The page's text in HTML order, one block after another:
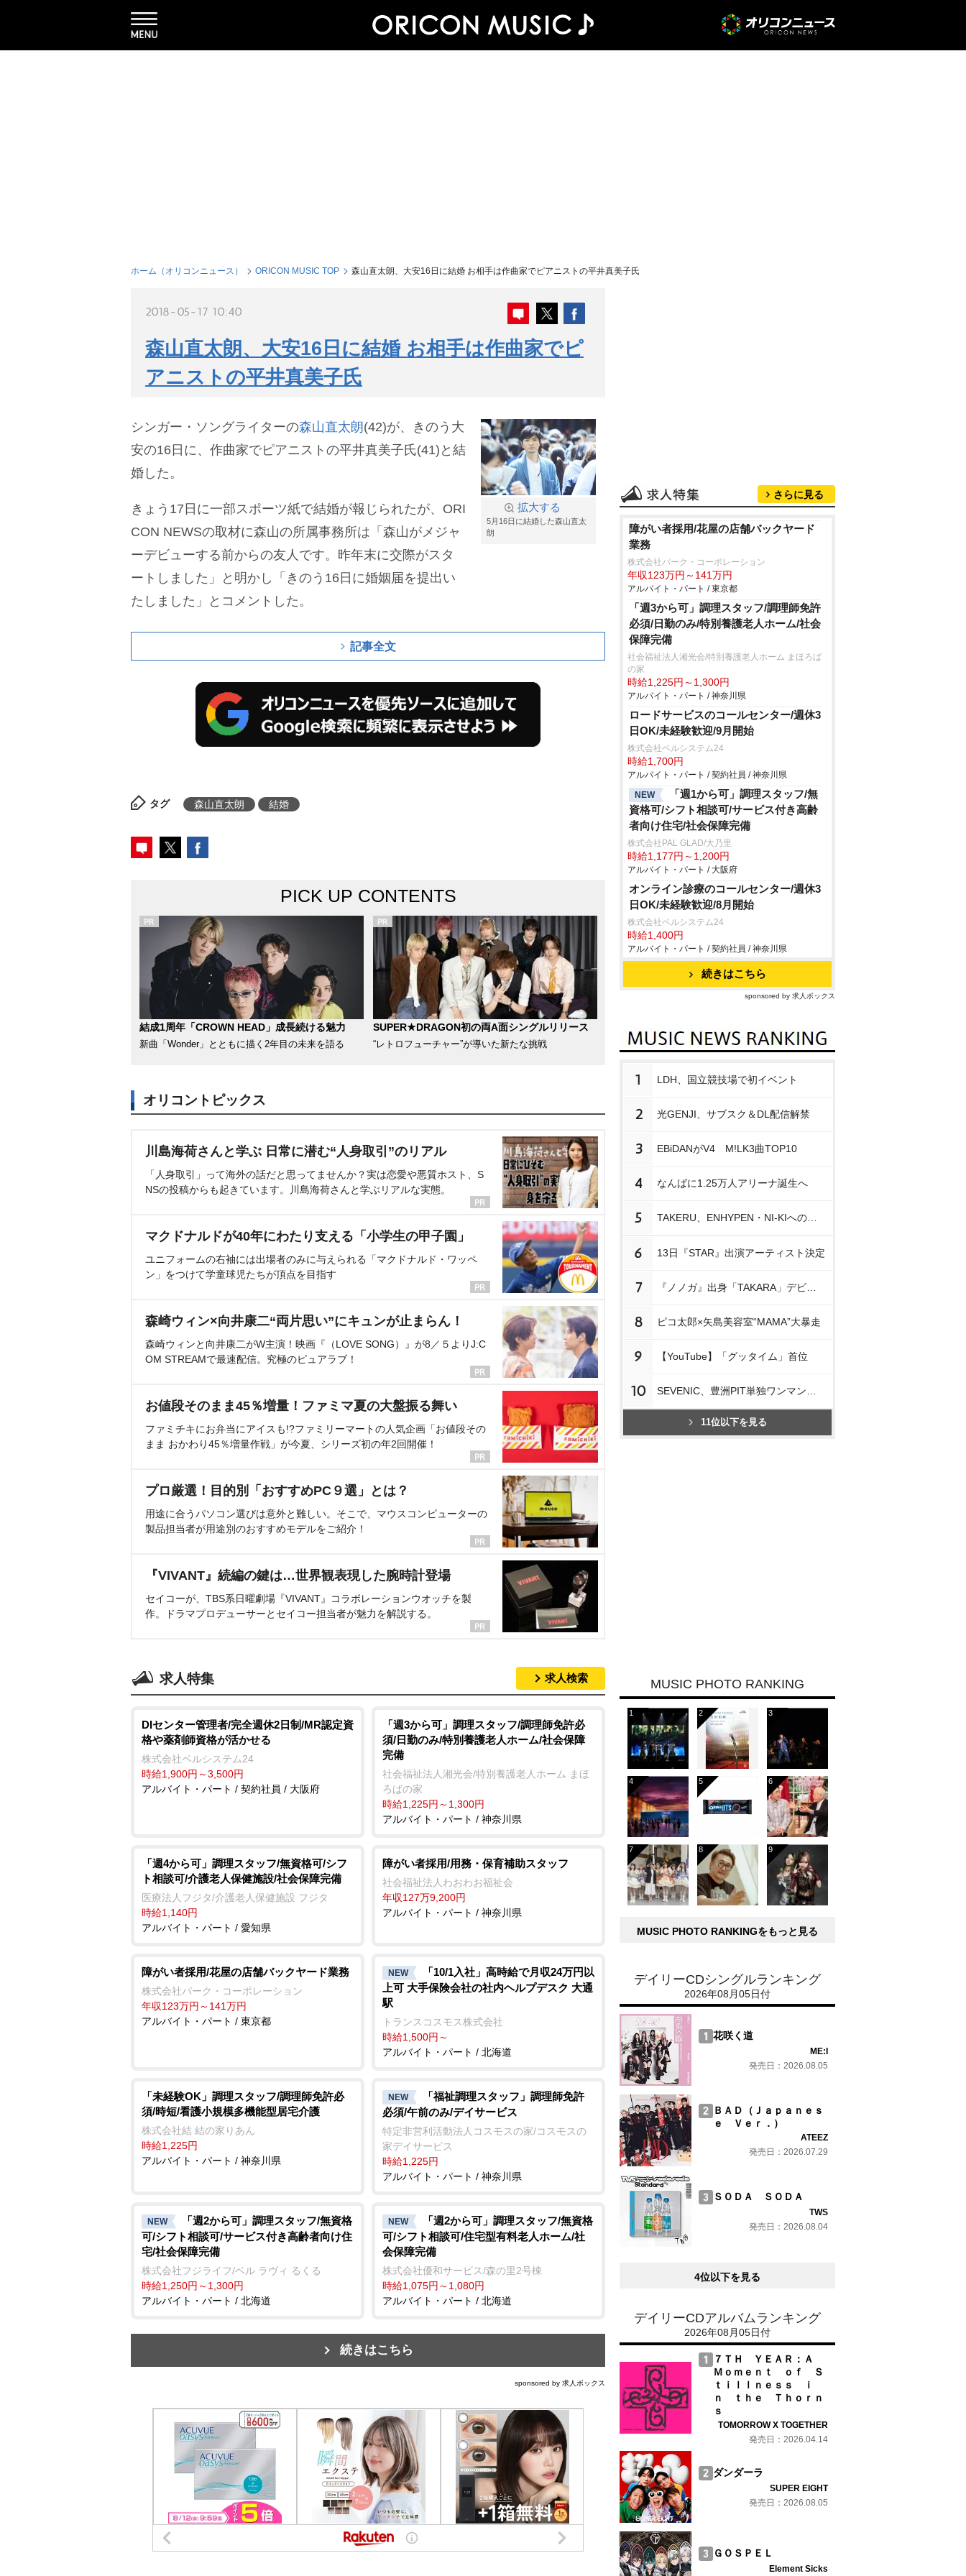
ホーム（オリコンニュース） ORICON MUSIC TOP 森山直太朗、大安16日に結婚 お相手は作曲家でピアニストの平井真美子氏
2018-05-17 10:40
森山直太朗、大安16日に結婚 お相手は作曲家でピ
アニストの平井真美子氏
拡大する
5月16日に結婚した森山直太
朗
シンガー・ソングライターの森山直太朗 (42)が、きのう大
安の16日に、作曲家でピアニストの平井真美子氏(41)と結
婚した。
きょう17日に一部スポーツ紙で結婚が報じられたが、ORI
CON NEWSの取材に森山の所属事務所は「森山がメジャ
ーデビューする前からの友人です。昨年末に交際がスタ
ートしました」と明かし「きのう16日に婚姻届を提出い
たしました」とコメントした。
記事全文
タグ 森山直太朗 結婚
PICK UP CONTENTS
結成1周年「CROWN HEAD」成長続ける魅力
新曲「Wonder」とともに描く2年目の未来を語る
SUPER★DRAGON初の両A面シングルリリース
“レトロフューチャー”が導いた新たな挑戦
オリコントピックス
川島海荷さんと学ぶ 日常に潜む“人身取引”のリアル
「人身取引」って海外の話だと思ってませんか？実は恋愛や悪質ホスト、S
NSの投稿からも起きています。川島海荷さんと学ぶリアルな実態。
マクドナルドが40年にわたり支える「小学生の甲子園」
ユニフォームの右袖には出場者のみに与えられる「マクドナルド・ワッペ
ン」をつけて学童球児たちが頂点を目指す
森崎ウィン×向井康二“両片思い”にキュンが止まらん！
森崎ウィンと向井康二がW主演！映画『（LOVE SONG）』が8／５よりJ:C
OM STREAMで最速配信。究極のピュアラブ！
お値段そのまま45％増量！ファミマ夏の大盤振る舞い
ファミチキにお弁当にアイスも!?ファミリーマートの人気企画「お値段その
まま おかわり45％増量作戦」が今夏、シリーズ初の年2回開催！
プロ厳選！目的別「おすすめPC９選」とは？
用途に合うパソコン選びは意外と難しい。そこで、マウスコンピューターの
製品担当者が用途別のおすすめモデルをご紹介！
『VIVANT』続編の鍵は…世界観表現した腕時計登場
セイコーが、TBS系日曜劇場『VIVANT』コラボレーションウオッチを製
作。ドラマプロデューサーとセイコー担当者が魅力を解説する。
求人特集 求人検索
DIセンター管理者/完全週休2日制/MR認定資
格や薬剤師資格が活かせる
株式会社ベルシステム24
時給1,900円～3,500円
アルバイト・パート / 契約社員 / 大阪府
「週3から可」調理スタッフ/調理師免許必
須/日勤のみ/特別養護老人ホーム/社会保障
完備
社会福祉法人湘光会/特別養護老人ホーム まほ
ろばの家
時給1,225円～1,300円
アルバイト・パート / 神奈川県
「週4から可」調理スタッフ/無資格可/シフ
ト相談可/介護老人保健施設/社会保障完備
医療法人フジタ/介護老人保健施設 フジタ
時給1,140円
アルバイト・パート / 愛知県
障がい者採用/用務・保育補助スタッフ
社会福祉法人わおわお福祉会
年収127万9,200円
アルバイト・パート / 神奈川県
障がい者採用/花屋の店舗バックヤード業務
株式会社パーク・コーポレーション
年収123万円～141万円
アルバイト・パート / 東京都
NEW
「10/1入社」高時給で月収24万円以
上可 大手保険会社の社内ヘルプデスク 大通
駅
トランスコスモス株式会社
時給1,500円～
アルバイト・パート / 北海道
「未経験OK」調理スタッフ/調理師免許必
須/時短/看護小規模多機能型居宅介護
株式会社結 結の家りあん
時給1,225円
アルバイト・パート / 神奈川県
NEW
「福祉調理スタッフ」調理師免許
必須/午前のみ/デイサービス
特定非営利活動法人コスモスの家/コスモスの
家デイサービス
時給1,225円
アルバイト・パート / 神奈川県
NEW
「週2から可」調理スタッフ/無資格
可/シフト相談可/サービス付き高齢者向け住
宅/社会保障完備
株式会社フジライフ/ベル ラヴィ るくる
時給1,250円～1,300円
アルバイト・パート / 北海道
NEW
「週2から可」調理スタッフ/無資格
可/シフト相談可/住宅型有料老人ホーム/社
会保障完備
株式会社優和サービス/森の里2号棟
時給1,075円～1,080円
アルバイト・パート / 北海道
続きはこちら
sponsored by 求人ボックス
さらに見る
障がい者採用/花屋の店舗バックヤード
業務
株式会社パーク・コーポレーション
年収123万円～141万円
アルバイト・パート / 東京都
「週3から可」調理スタッフ/調理師免許
必須/日勤のみ/特別養護老人ホーム/社会
保障完備
社会福祉法人湘光会/特別養護老人ホーム まほろば
の家
時給1,225円～1,300円
アルバイト・パート / 神奈川県
ロードサービスのコールセンター/週休3
日OK/未経験歓迎/9月開始
株式会社ベルシステム24
時給1,700円
アルバイト・パート / 契約社員 / 神奈川県
NEW
「週1から可」調理スタッフ/無
資格可/シフト相談可/サービス付き高齢
者向け住宅/社会保障完備
株式会社PAL GLAD/大乃里
時給1,177円～1,200円
アルバイト・パート / 大阪府
オンライン診療のコールセンター/週休3
日OK/未経験歓迎/8月開始
株式会社ベルシステム24
時給1,400円
アルバイト・パート / 契約社員 / 神奈川県
続きはこちら
sponsored by 求人ボックス
1 LDH、国立競技場で初イベント
2 光GENJI、サブスク＆DL配信解禁
3 EBiDANがV4 M!LK3曲TOP10
4 なんばに1.25万人アリーナ誕生へ
5
6 13日『STAR』出演アーティスト決定
7
8 ピコ太郎×矢島美容室“MAMA”大暴走
9 【YouTube】「グッタイム」首位
10
11位以下を見る
MUSIC PHOTO RANKING
MUSIC PHOTO RANKINGをもっと見る
デイリーCDシングルランキング
2026年08月05日付
花咲く道
ME:I
発売日：2026.08.05
ＢＡＤ（Ｊａｐａｎｅｓ
ｅ Ｖｅｒ．）
ATEEZ
発売日：2026.07.29
ＳＯＤＡ ＳＯＤＡ
TWS
発売日：2026.08.04
4位以下を見る
デイリーCDアルバムランキング
2026年08月05日付
７ＴＨ ＹＥＡＲ：Ａ
Ｍｏｍｅｎｔ ｏｆ Ｓ
ｔｉｌｌｎｅｓｓ ｉ
ｎ ｔｈｅ Ｔｈｏｒｎ
ｓ
TOMORROW X TOGETHER
発売日：2026.04.14
ダンダーラ
SUPER EIGHT
発売日：2026.08.05
ＧＯＳＰＥＬ
Element Sicks